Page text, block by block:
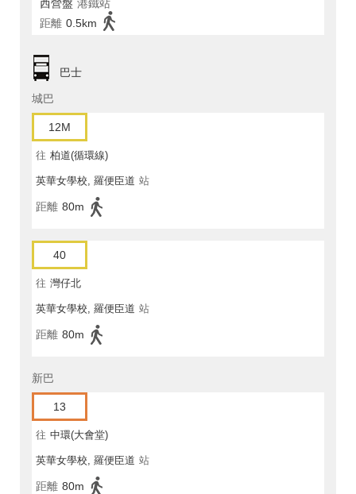
西營盤 港鐵站
距離 0.5km
巴士
城巴
12M
往 柏道(循環線)
英華女學校, 羅便臣道 站
距離 80m
40
往 灣仔北
英華女學校, 羅便臣道 站
距離 80m
新巴
13
往 中環(大會堂)
英華女學校, 羅便臣道 站
距離 80m